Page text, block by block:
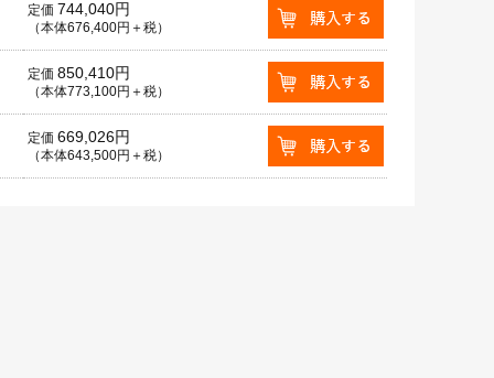
定価 744,040円
（本体676,400円＋税）
定価 850,410円
（本体773,100円＋税）
定価 669,026円
（本体643,500円＋税）